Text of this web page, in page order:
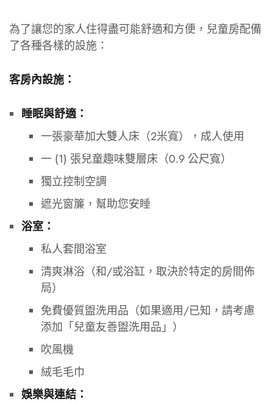
為了讓您的家人住得盡可能舒適和方便，兒童房配備
了各種各樣的設施：
客房內設施：
睡眠與舒適：
一張豪華加大雙人床（2米寬），成人使用
一 (1) 張兒童趣味雙層床（0.9 公尺寬）
獨立控制空調
遮光窗簾，幫助您安睡
浴室：
私人套間浴室
清爽淋浴（和/或浴缸，取決於特定的房間佈
局）
免費優質盥洗用品（如果適用/已知，請考慮
添加「兒童友善盥洗用品」）
吹風機
絨毛毛巾
娛樂與連結：